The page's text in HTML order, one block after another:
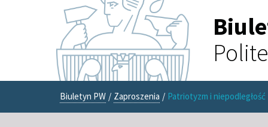
Biuletyn PW / Zaproszenia / Patriotyzm i